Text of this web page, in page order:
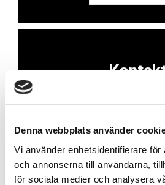
Denna webbplats använder
Vi använder enhetsidentifierare för
och annonserna till användarna,
för sociala medier och analysera
Har du frågor eller
16:30